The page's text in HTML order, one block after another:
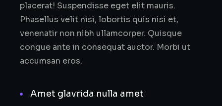
placerat! Suspendisse eget elit mauris.
Phasellus velit nisi, lobortis quis nisi et,
venenatir non nibh ullamcorper. Quisque
congue ante in consequat auctor. Morbi ut
accumsan eros.
Amet glavrida nulla amet